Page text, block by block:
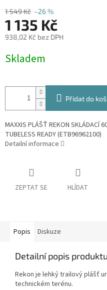
1 549 Kč –26 %
1 135 Kč
938,02 Kč bez DPH
cena:
Skladem
Přidat do
MAXXIS PLÁŠŤ REKON SKLÁDACÍ
TUBELESS READY (ETB96962100)
Detailní informace
ZEPTAT SE HLÍDAT
Popis Diskuze
Detailní popis produktu
Rekon je lehký trailový plášť
technickém terénu.